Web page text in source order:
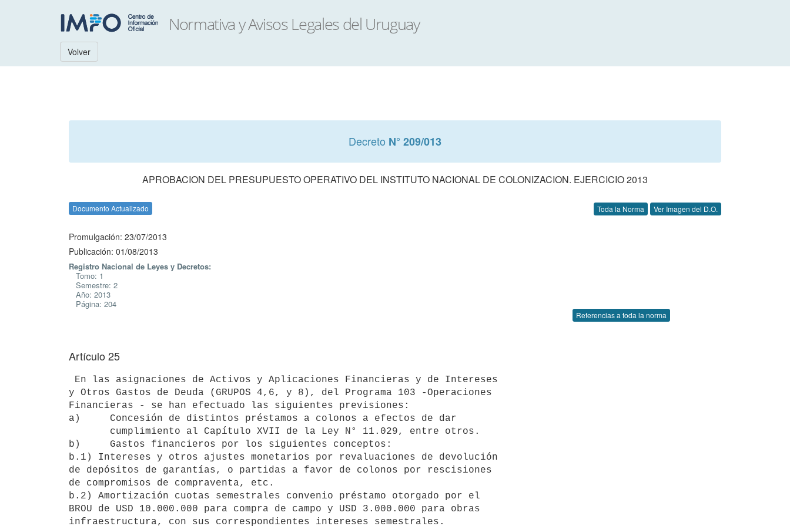
Volver
Decreto N° 209/013
APROBACION DEL PRESUPUESTO OPERATIVO DEL INSTITUTO NACIONAL DE COLONIZACION. EJERCICIO 2013
Documento Actualizado Toda la Norma Ver Imagen del D.O.
Promulgación: 23/07/2013
Publicación: 01/08/2013
Registro Nacional de Leyes y Decretos:
Tomo: 1
Semestre: 2
Año: 2013
Página: 204
Referencias a toda la norma
Artículo 25
y Otros Gastos de Deuda (GRUPOS 4,6, y 8), del Programa 103 -Operaciones
Financieras - se han efectuado las siguientes previsiones:
a)     Concesión de distintos préstamos a colonos a efectos de dar
b)     Gastos financieros por los siguientes conceptos:
b.1) Intereses y otros ajustes monetarios por revaluaciones de devolución
de depósitos de garantías, o partidas a favor de colonos por rescisiones
de compromisos de compraventa, etc.
b.2) Amortización cuotas semestrales convenio préstamo otorgado por el
BROU de USD 10.000.000 para compra de campo y USD 3.000.000 para obras
infraestructura, con sus correspondientes intereses semestrales.